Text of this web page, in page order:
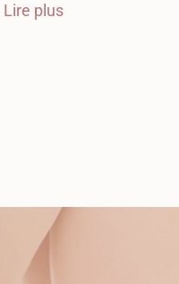
Lire plus